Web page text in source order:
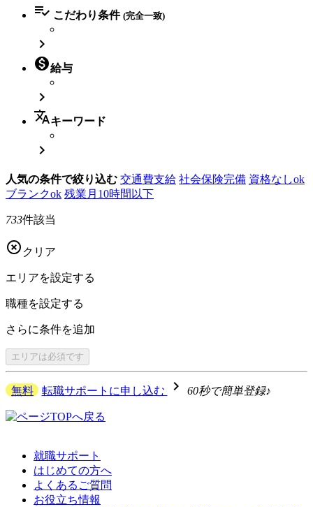
 こだわり条件 (完全一致)

給与

translateキーワード

人気の条件で絞り込む 交通費支給 社会保険完備 資格なしok
ブランクok 残業月10時間以下
733件該当
 クリア
エリアを設定する
職種を設定する
さらに条件を追加
エリアは必須です
無料 転職サポートに申し込む navigate_next 60秒で簡単登録♪
就職サポート
はじめての方へ
よくあるご質問
お役立ち情報